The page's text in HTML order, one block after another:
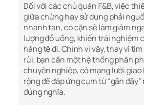
Đối với các chủ quán F&B, việc
giữa chừng hay sử dụng phải
nhanh tan, có cặn sẽ làm giảm
lượng đồ uống, khiến trải nghiệm
hàng tệ đi. Chính vì vậy, thay vì
rủi, bạn cần một hệ thống phân
chuyên nghiệp, có mạng lưới giao
rộng để đáp ứng cụm từ “gần
đúng nghĩa.